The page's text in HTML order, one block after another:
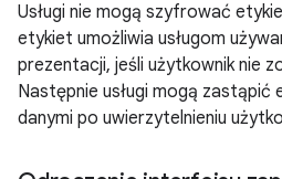
Usługi nie mogą szyfrować
etykiet umożliwia usługom
prezentacji, jeśli użytkownik nie
Następnie usługi mogą
danymi po uwierzytelnieniu